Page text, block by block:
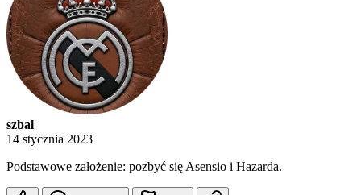
szbal
14 stycznia 2023
Podstawowe założenie: pozbyć się Asensio i Hazarda.